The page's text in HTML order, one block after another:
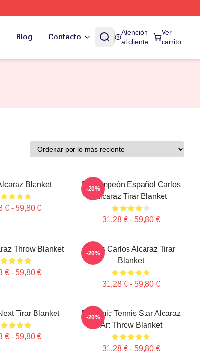
Blog Contacto
Atención
al cliente
Ver
carrito
Blanket
€ - 59,80 €
El Campeón Español Carlos
Alcaraz Tirar Blanket
31,28 € - 59,80 €
-20%
Throw Blanket
€ - 59,80 €
Tenis Carlos Alcaraz Tirar
Blanket
31,28 € - 59,80 €
-20%
Tirar Blanket
€ - 59,80 €
Dynamic Tennis Star Alcaraz
Art Throw Blanket
31,28 € - 59,80 €
-20%